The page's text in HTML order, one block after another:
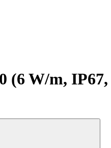
(6 W/m, IP67,